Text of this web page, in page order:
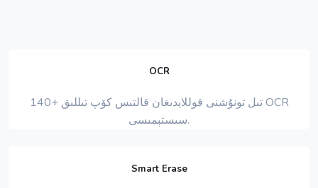
OCR
140+ تىل تونۇشنى قوللايدىغان قالتىس كۆپ تىللىق OCR
سىستېمىسى.
Smart Erase